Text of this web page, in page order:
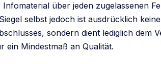
über jeden zugelassenen
selbst jedoch ist ausdrücklich
sondern dient lediglich dem
ein Mindestmaß an Qualität.